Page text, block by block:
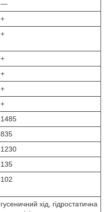
—
+
+
+
+
+
+
1485
835
1230
135
102
гусеничний хід, гідростатична